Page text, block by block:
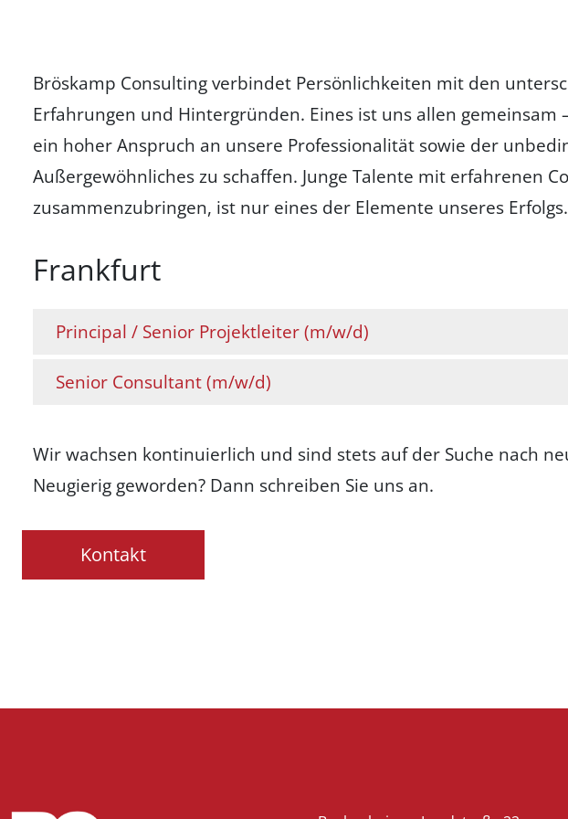
Bröskamp Consulting verbindet Persönlichkeiten mit den
Erfahrungen und Hintergründen. Eines ist uns allen gemeinsam
ein hoher Anspruch an unsere Professionalität sowie der
Außergewöhnliches zu schaffen. Junge Talente mit erfahrenen
zusammenzubringen, ist nur eines der Elemente unseres Erfolgs.
Frankfurt
Principal / Senior Projektleiter (m/w/d)
Senior Consultant (m/w/d)
Wir wachsen kontinuierlich und sind stets auf der Suche nach
Neugierig geworden? Dann schreiben Sie uns an.
Kontakt